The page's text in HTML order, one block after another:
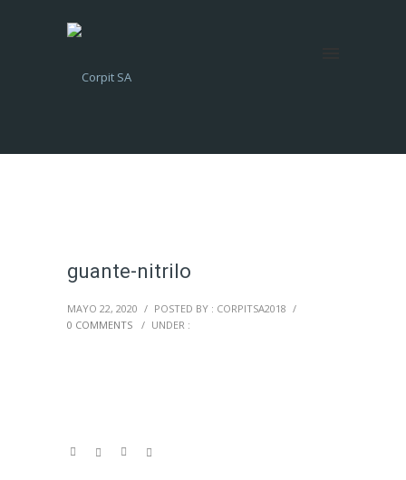
guante-nitrilo
MAYO 22, 2020 / POSTED BY : CORPITSA2018 /
0 COMMENTS
/ UNDER :